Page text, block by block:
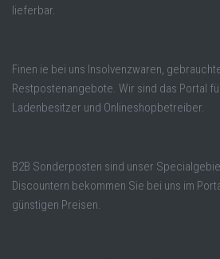
lieferbar.
Finen ie bei uns Insolvenzwaren,
Restpostenangebote. Wir sind das Portal
Ladenbesitzer und Onlineshopbetreiber.
B2B Sonderposten sind unser
Discountern bekommen Sie bei uns im
günstigen Preisen.